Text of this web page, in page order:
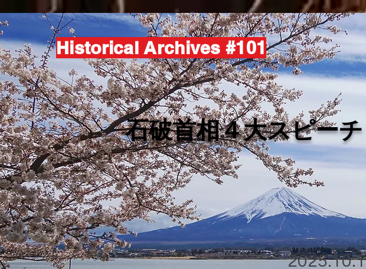
Historical Archives #101
​石破首相４大スピーチ